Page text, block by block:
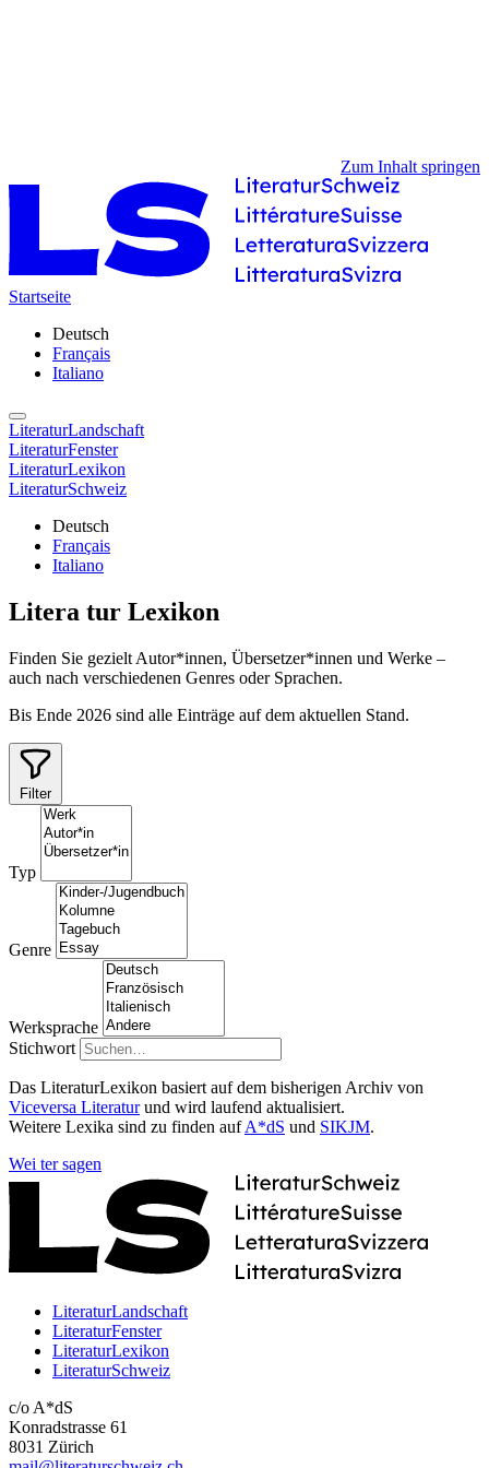
Zum Inhalt springen
Startseite
Deutsch
Français
Italiano
LiteraturLandschaft
LiteraturFenster
LiteraturLexikon
LiteraturSchweiz
Deutsch
Français
Italiano
Litera tur Lexikon
Finden Sie gezielt Autor*innen, Übersetzer*innen und Werke –
auch nach verschiedenen Genres oder Sprachen.
Bis Ende 2026 sind alle Einträge auf dem aktuellen Stand.
Filter
Typ
Genre
Werksprache
Stichwort
Das LiteraturLexikon basiert auf dem bisherigen Archiv von
Viceversa Literaturund wird laufend aktualisiert.
Weitere Lexika sind zu finden aufA*dS und SIKJM.
Wei ter sagen
LiteraturLandschaft
LiteraturFenster
LiteraturLexikon
LiteraturSchweiz
c/o A*dS
Konradstrasse 61
8031 Zürich